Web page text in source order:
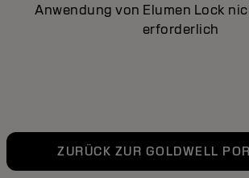
Anwendung von Elumen Lock
erforderlich
ZURÜCK ZUR GOLDWELL